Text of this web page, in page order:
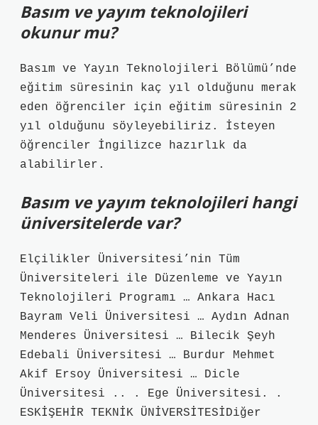
Basım ve yayım teknolojileri
okunur mu?
Basım ve Yayın Teknolojileri Bölümü’nde
eğitim süresinin kaç yıl olduğunu merak
eden öğrenciler için eğitim süresinin 2
yıl olduğunu söyleyebiliriz. İsteyen
öğrenciler İngilizce hazırlık da
alabilirler.
Basım ve yayım teknolojileri hangi
üniversitelerde var?
Elçilikler Üniversitesi’nin Tüm
Üniversiteleri ile Düzenleme ve Yayın
Teknolojileri Programı … Ankara Hacı
Bayram Veli Üniversitesi … Aydın Adnan
Menderes Üniversitesi … Bilecik Şeyh
Edebali Üniversitesi … Burdur Mehmet
Akif Ersoy Üniversitesi … Dicle
Üniversitesi .. . Ege Üniversitesi. .
ESKİŞEHİR TEKNİK ÜNİVERSİTESİDiğer